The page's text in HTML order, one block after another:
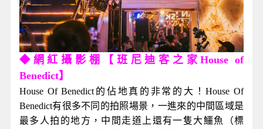
◆網紅攝影棚【班尼迪客之家House of
Benedict】
House Of Benedict的佔地真的非常的大！House Of
Benedict有很多不同的拍照場景，一進來的中間區域是
最多人拍的地方，中間走道上還有一隻大鱷魚（標